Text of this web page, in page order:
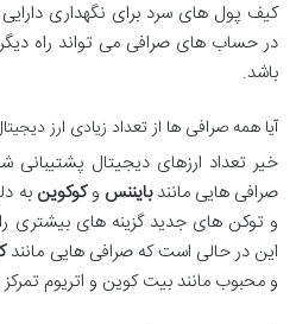
کیف پول های سرد برای نگهداری
در حساب های صرافی می تواند راه
باشد.
آیا همه صرافی ها از تعداد زیادی ارز
خیر تعداد ارزهای دیجیتال
صرافی هایی مانندبایننس وکوکوین به
و توکن های جدید گزینه های بیشتری را
این در حالی است که صرافی هایی مانند
و محبوب مانند بیت کوین و اتریوم تمرکز